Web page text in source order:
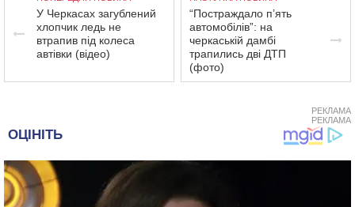
У Черкасах загублений
хлопчик ледь не
втрапив під колеса
автівки (відео)
“Постраждало п’ять
автомобілів”: на
черкаській дамбі
трапились дві ДТП
(фото)
РЕКЛАМА
РЕКЛАМА